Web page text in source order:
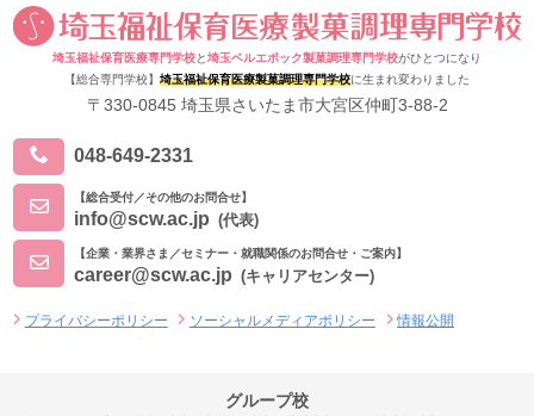
埼玉福祉保育医療専門学校と埼玉ベルエポック製菓調理専門学校がひとつになり
【総合専門学校】 埼玉福祉保育医療製菓調理専門学校に生まれ変わりました
〒330-0845 埼玉県さいたま市大宮区仲町3-88-2
048-649-2331
【総合受付／その他のお問合せ】
info@scw.ac.jp (代表)
【企業・業界さま／セミナー・就職関係のお問合せ・ご案内】
career@scw.ac.jp (キャリアセンター)
プライバシーポリシー ソーシャルメディアポリシー 情報公開
グループ校